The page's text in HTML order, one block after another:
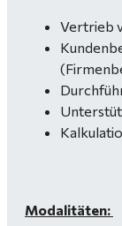
Vertrieb
Modalitäten: